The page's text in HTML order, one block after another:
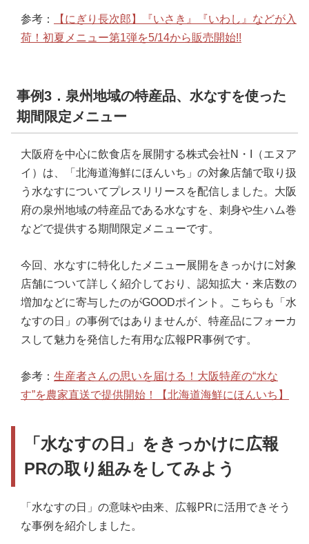
参考：
【にぎり長次郎】『いさき』『いわし』などが入
荷！初夏メニュー第1弾を5/14から販売開始!!
事例3．泉州地域の特産品、水なすを使った
期間限定メニュー
大阪府を中心に飲食店を展開する株式会社N・I（エヌア
イ）は、「北海道海鮮にほんいち」の対象店舗で取り扱
う水なすについてプレスリリースを配信しました。大阪
府の泉州地域の特産品である水なすを、刺身や生ハム巻
などで提供する期間限定メニューです。
今回、水なすに特化したメニュー展開をきっかけに対象
店舗について詳しく紹介しており、認知拡大・来店数の
増加などに寄与したのがGOODポイント。こちらも「水
なすの日」の事例ではありませんが、特産品にフォーカ
スして魅力を発信した有用な広報PR事例です。
参考： 生産者さんの思いを届ける！大阪特産の“水な
す”を農家直送で提供開始！【北海道海鮮にほんいち】
「水なすの日」をきっかけに広報
PRの取り組みをしてみよう
「水なすの日」の意味や由来、広報PRに活用できそう
な事例を紹介しました。